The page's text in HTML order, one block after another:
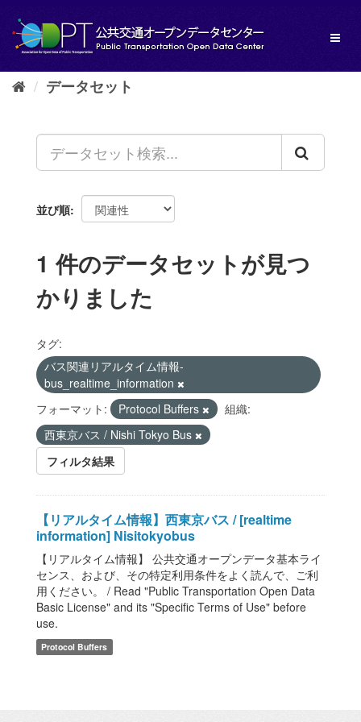
し
データセット
並び順
1 件のデータセットが見つ
かりました
タグ:
バス関連リアルタイム情報-
bus_realtime_information
フォーマット:
Protocol Buffers
組織:
西東京バス / Nishi Tokyo Bus
フィルタ結果
【リアルタイム情報】西東京バス / [realtime
information] Nisitokyobus
【リアルタイム情報】 公共交通オープンデータ基本ライ
センス、および、その特定利用条件をよく読んで、ご利
用ください。 / Read "Public Transportation Open Data
Basic License" and its "Specific Terms of Use" before
use.
Protocol Buffers